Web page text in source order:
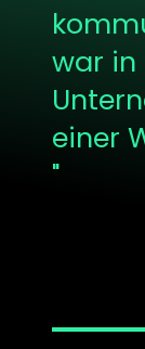
war in
einer
"